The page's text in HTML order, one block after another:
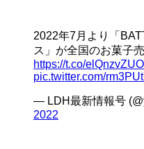
2022年7月より「
ス」が全国のお菓子
https://t.co/
pic.twitter.com/
— LDH最新情報号
2022